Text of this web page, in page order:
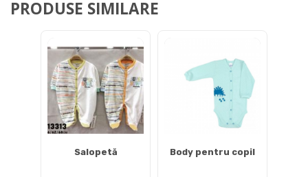
PRODUSE SIMILARE
Salopetă Body pentru copil